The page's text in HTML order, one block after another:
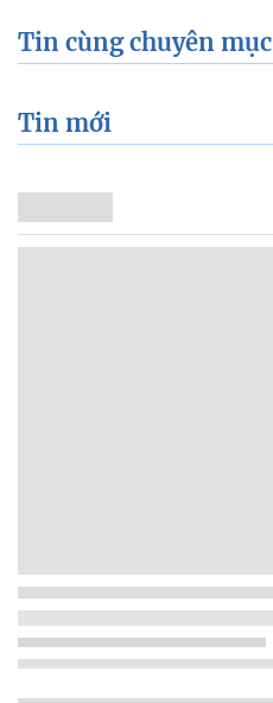
Tin cùng chuyên mục
Tin mới